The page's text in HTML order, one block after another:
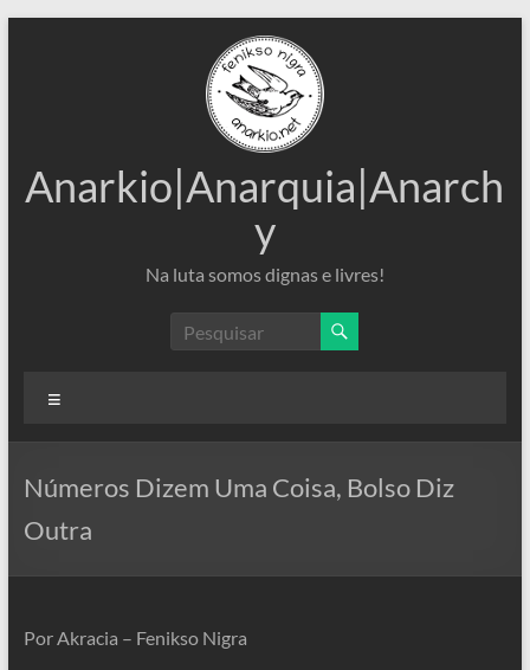
Anarkio|Anarquia|Anarch
y
Na luta somos dignas e livres!
Números Dizem Uma Coisa, Bolso Diz
Outra
Por Akracia – Fenikso Nigra